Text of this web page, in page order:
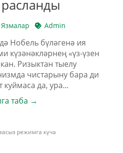
Язмалар Admin
Нобель бүләгенә ия
күзәнәкләрнең «үз-үзен
Ризыктан тыелу
чистарыну бара ди
да, ура...
таба →